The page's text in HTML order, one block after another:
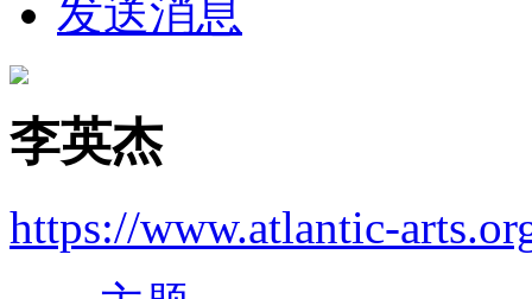
发送消息
李英杰
https://www.atlantic-